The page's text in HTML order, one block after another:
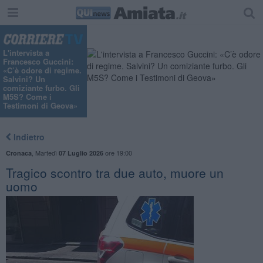
L'intervista a
Francesco Guccini:
«C’è odore di regime.
Salvini? Un
comiziante furbo. Gli
M5S? Come i
Testimoni di Geova»
Indietro
Cronaca Martedì 07 Luglio 2026ore 19:00
Tragico scontro tra due auto, muore un
uomo